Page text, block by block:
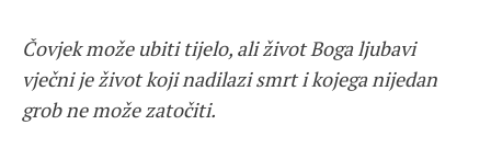
Čovjek može ubiti tijelo, ali život Boga ljubavi
vječni je život koji nadilazi smrt i kojega nijedan
grob ne može zatočiti.